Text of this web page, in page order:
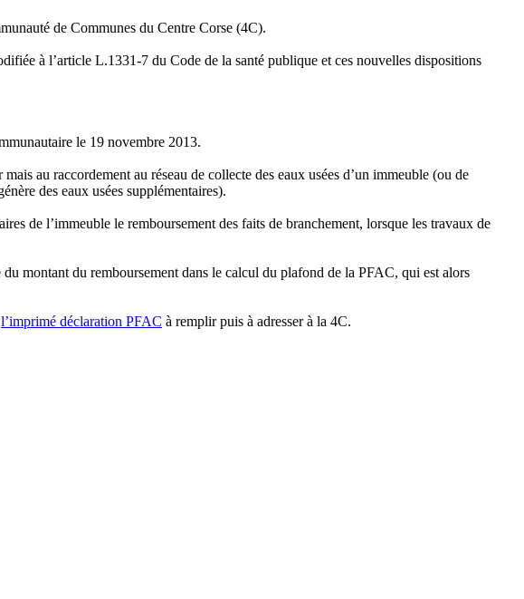
de Communes du Centre Corse (4C).
à l’article L.1331-7 du Code de la santé publique et ces nouvelles dispositions
le 19 novembre 2013.
au raccordement au réseau de collecte des eaux usées d’un immeuble (ou de
des eaux usées supplémentaires).
de l’immeuble le remboursement des faits de branchement, lorsque les travaux de
montant du remboursement dans le calcul du plafond de la PFAC, qui est alors
l’imprimé déclaration PFAC à remplir puis à adresser à la 4C.